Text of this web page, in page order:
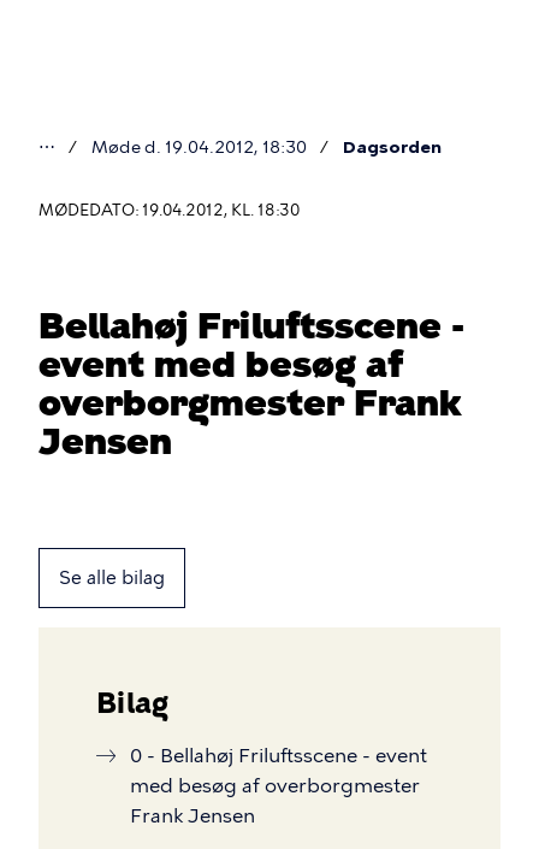
er
⋯ Møde d. 19.04.2012, 18:30 Dagsorden
MØDEDATO: 19.04.2012, KL. 18:30
Bellahøj Friluftsscene -
event med besøg af
overborgmester Frank
Jensen
Se alle bilag
Bilag
0 - Bellahøj Friluftsscene - event
med besøg af overborgmester
Frank Jensen